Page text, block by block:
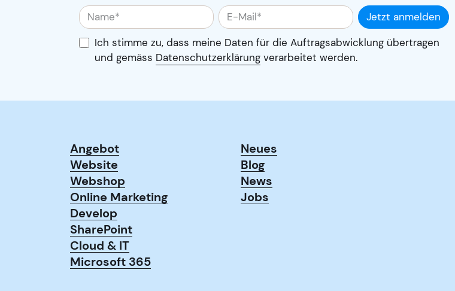
Jetzt anmelden
Ich stimme zu, dass meine Daten für die Auftragsabwicklung übertragen
und gemäss Datenschutzerklärungverarbeitet werden.
Angebot
Website
Webshop
Online Marketing
Develop
SharePoint
Cloud & IT
Microsoft 365
Neues
Blog
News
Jobs